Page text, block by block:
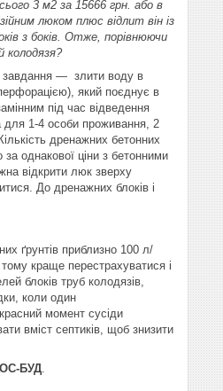
3 м2 за 15666 грн. або в
люком плюс відлит він із
з боків. Отже, порівнюючи
колодязя?
завдання — злити воду в
який поєднує в
під час відведення
для 1-4 особи проживання, 2
дренажних бетонних
однакової ціни з бетонними
відкрити люк зверху
До дренажних блоків і
ґрунтів приблизно 100 л/
краще перестрахуватися і
блоків труб колодязів,
коли один
момент сусіди
вміст септиків, щоб знизити
БУД.